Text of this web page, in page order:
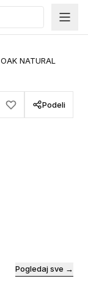
NATURAL
Podeli
Pogledaj sve →